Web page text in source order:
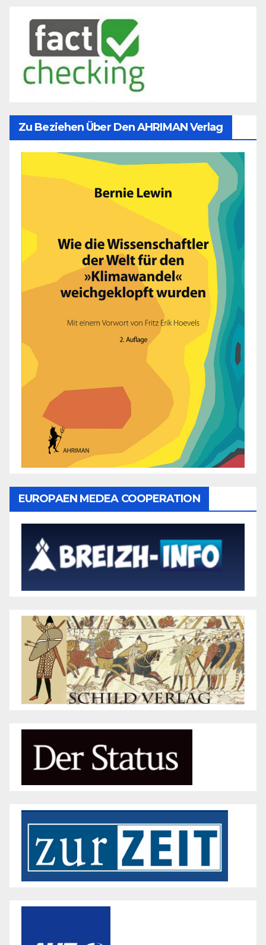
Zu Beziehen Über Den AHRIMAN Verlag
EUROPAEN MEDEA COOPERATION